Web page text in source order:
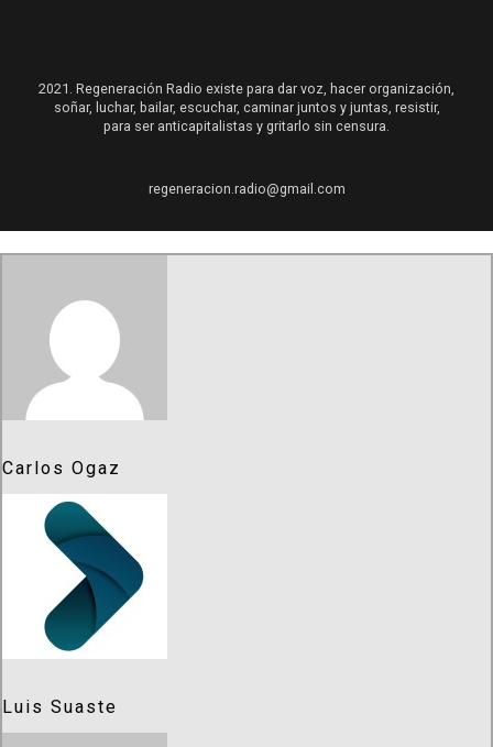
2021. Regeneración Radio existe para dar voz, hacer organización,
soñar, luchar, bailar, escuchar, caminar juntos y juntas, resistir,
para ser anticapitalistas y gritarlo sin censura.
regeneracion.radio@gmail.com
Carlos Ogaz
Luis Suaste